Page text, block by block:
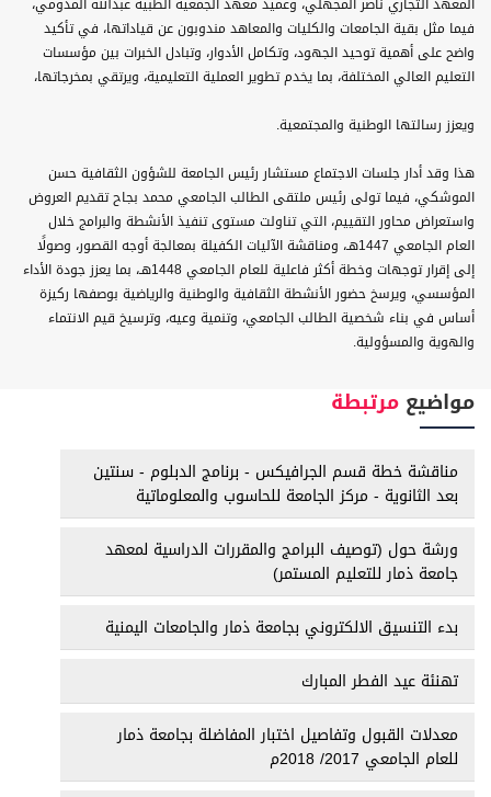
فيما مثل بقية الجامعات والكليات والمعاهد مندوبون عن قياداتها، في تأكيد
واضح على أهمية توحيد الجهود، وتكامل الأدوار، وتبادل الخبرات بين مؤسسات
التعليم العالي المختلفة، بما يخدم تطوير العملية التعليمية، ويرتقي بمخرجاتها،
ويعزز رسالتها الوطنية والمجتمعية.
هذا وقد أدار جلسات الاجتماع مستشار رئيس الجامعة للشؤون الثقافية حسن
الموشكي، فيما تولى رئيس ملتقى الطالب الجامعي محمد بجاح تقديم العروض
واستعراض محاور التقييم، التي تناولت مستوى تنفيذ الأنشطة والبرامج خلال
العام الجامعي 1447هـ، ومناقشة الآليات الكفيلة بمعالجة أوجه القصور، وصولًا
إلى إقرار توجهات وخطة أكثر فاعلية للعام الجامعي 1448هـ، بما يعزز جودة الأداء
المؤسسي، ويرسخ حضور الأنشطة الثقافية والوطنية والرياضية بوصفها ركيزة
أساس في بناء شخصية الطالب الجامعي، وتنمية وعيه، وترسيخ قيم الانتماء
والهوية والمسؤولية.
مواضيع مرتبطة
مناقشة خطة قسم الجرافيكس - برنامج الدبلوم - سنتين
بعد الثانوية - مركز الجامعة للحاسوب والمعلوماتية
ورشة حول (توصيف البرامج والمقررات الدراسية لمعهد
جامعة ذمار للتعليم المستمر)
بدء التنسيق الالكتروني بجامعة ذمار والجامعات اليمنية
تهنئة عيد الفطر المبارك
معدلات القبول وتفاصيل اختبار المفاضلة بجامعة ذمار
للعام الجامعي 2017/ 2018م